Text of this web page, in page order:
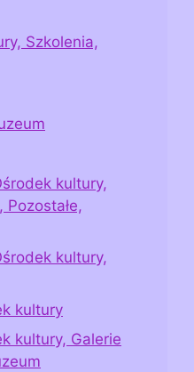
Szkolenia,
kultury,
kultury,
kultury
kultury, Galerie